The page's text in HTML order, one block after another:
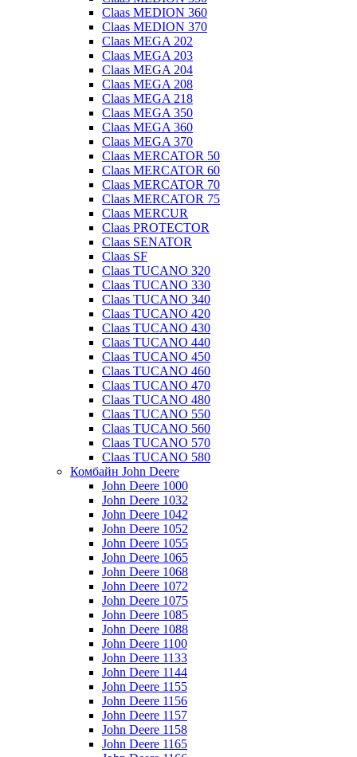
Claas MEDION 360
Claas MEDION 370
Claas MEGA 202
Claas MEGA 203
Claas MEGA 204
Claas MEGA 208
Claas MEGA 218
Claas MEGA 350
Claas MEGA 360
Claas MEGA 370
Claas MERCATOR 50
Claas MERCATOR 60
Claas MERCATOR 70
Claas MERCATOR 75
Claas MERCUR
Claas PROTECTOR
Claas SENATOR
Claas SF
Claas TUCANO 320
Claas TUCANO 330
Claas TUCANO 340
Claas TUCANO 420
Claas TUCANO 430
Claas TUCANO 440
Claas TUCANO 450
Claas TUCANO 460
Claas TUCANO 470
Claas TUCANO 480
Claas TUCANO 550
Claas TUCANO 560
Claas TUCANO 570
Claas TUCANO 580
Комбайн John Deere
John Deere 1000
John Deere 1032
John Deere 1042
John Deere 1052
John Deere 1055
John Deere 1065
John Deere 1068
John Deere 1072
John Deere 1075
John Deere 1085
John Deere 1088
John Deere 1100
John Deere 1133
John Deere 1144
John Deere 1155
John Deere 1156
John Deere 1157
John Deere 1158
John Deere 1165